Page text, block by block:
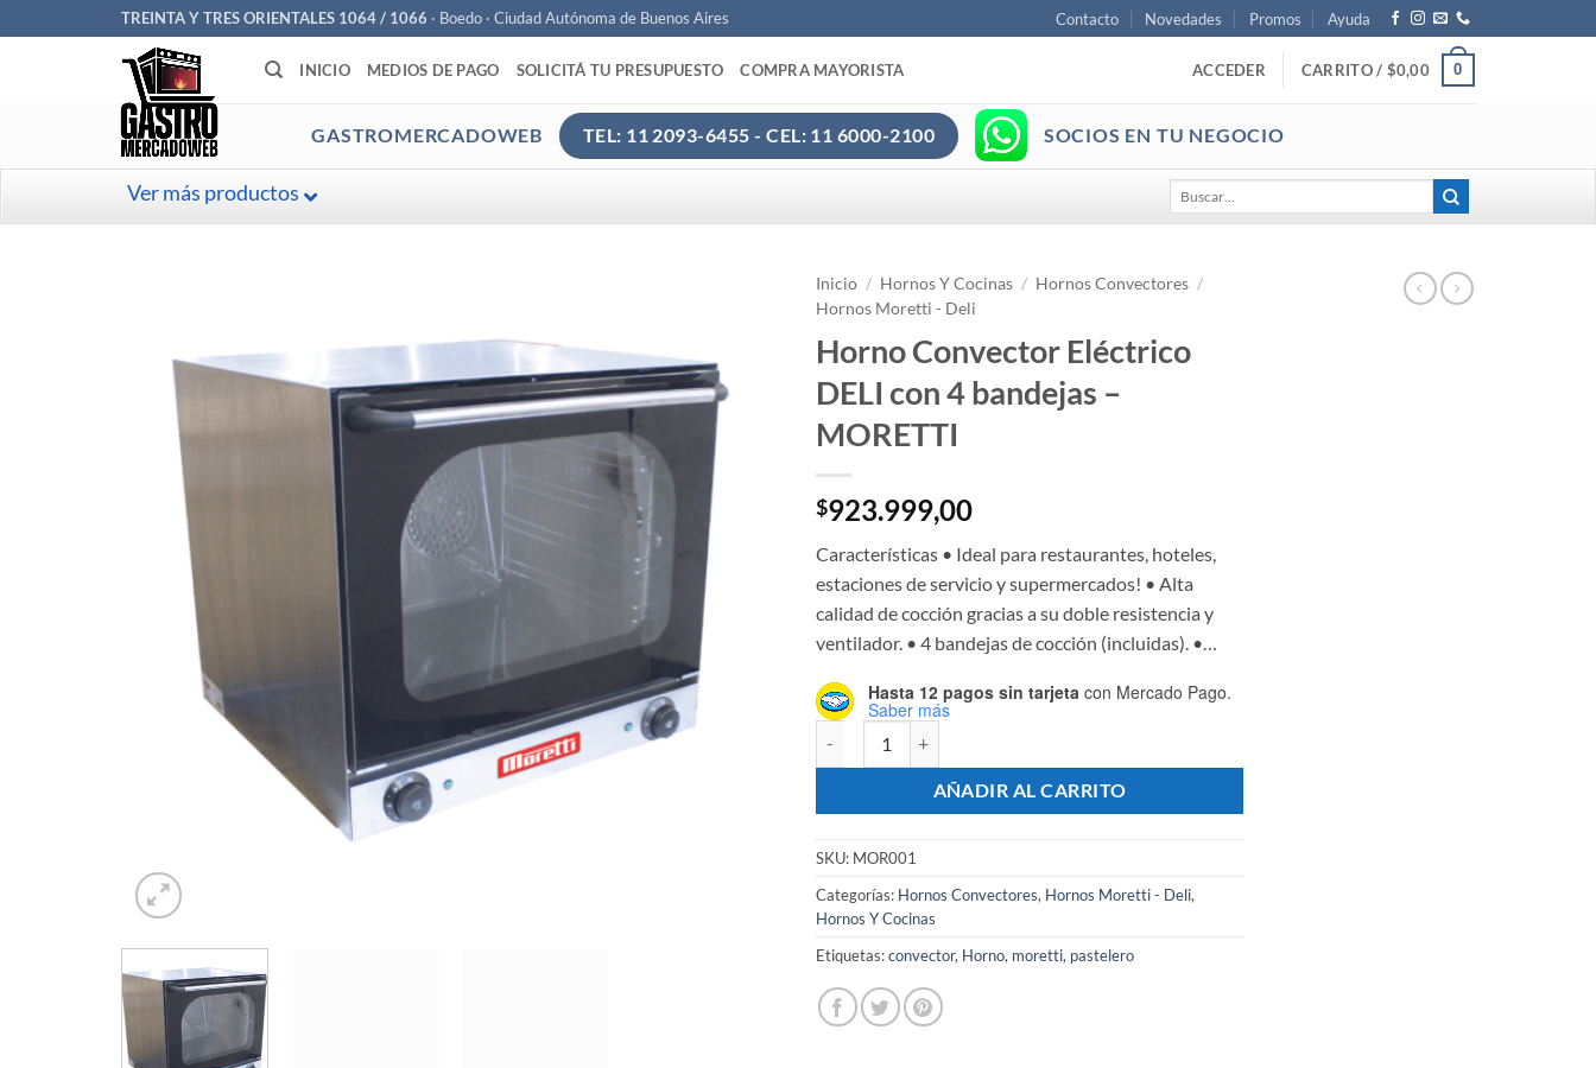
al
TREINTA Y TRES ORIENTALES 1064 / 1066 · Boedo · Ciudad Autónoma de Buenos Aires Contacto Novedades Promos Ayuda
INICIO MEDIOS DE PAGO SOLICITÁ TU PRESUPUESTO COMPRA MAYORISTA ACCEDER CARRITO / $0,00 0
GASTROMERCADOWEB TEL: 11 2093-6455 - CEL: 11 6000-2100 SOCIOS EN TU NEGOCIO
Ver más productos
por:
Inicio / Hornos Y Cocinas / Hornos Convectores /
Hornos Moretti - Deli
Horno Convector Eléctrico
DELI con 4 bandejas –
MORETTI
$923.999,00
Características • Ideal para restaurantes, hoteles,
estaciones de servicio y supermercados! • Alta
calidad de cocción gracias a su doble resistencia y
ventilador. • 4 bandejas de cocción (incluidas). •…
Hasta 12 pagos sin tarjeta con Mercado Pago.
Saber más
AÑADIR AL CARRITO
SKU: MOR001
Categorías: Hornos Convectores, Hornos Moretti - Deli,
Hornos Y Cocinas
Etiquetas:convector, Horno, moretti, pastelero